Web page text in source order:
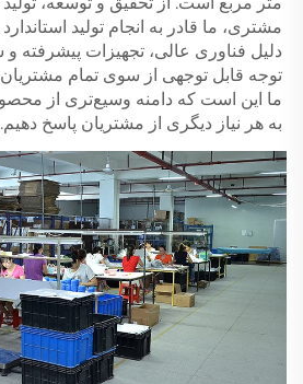
به هر نیاز دیگری از مشتریان پاسخ دهیم.